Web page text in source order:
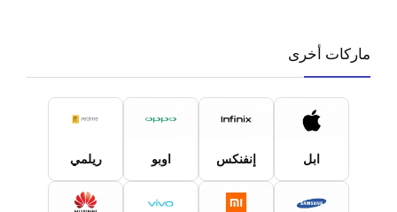
ماركات أخرى
ابل إنفنكس اوبو ريلمي